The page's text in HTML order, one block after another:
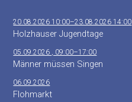
20.08.2026 10:00–23.08.2026 14:00
Holzhauser Jugendtage
05.09.2026 , 09:00–17:00
Männer müssen Singen
06.09.2026
Flohmarkt